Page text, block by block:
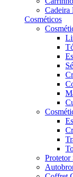
Cadeira
Cosméticos
Protetor